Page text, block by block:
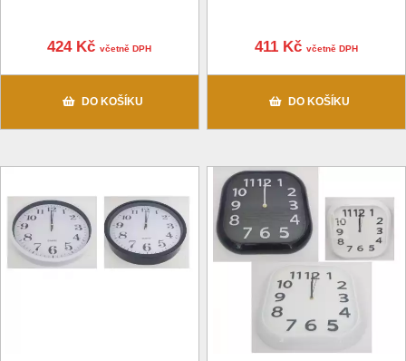
424 Kčvčetně DPH
DO KOŠÍKU
411 Kčvčetně DPH
DO KOŠÍKU